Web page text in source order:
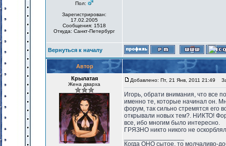
Пол:
Зарегистрирован:
17.02.2005
Сообщения: 1518
Откуда: Санкт-Петербург
Вернуться к началу
Автор
Крылатая
Жена дварха
Добавлено: Пт, 21 Янв, 2011 21:49
Игорь, обрати внимания, что все
именно те, которые начинал он.
форум, так сильно стремятся его
открывали новых тем?. НИКТО!
все, ибо многим было интересно.
ГРЯЗНО никто никого не
Когда ОНО сытое, то молчаливо-